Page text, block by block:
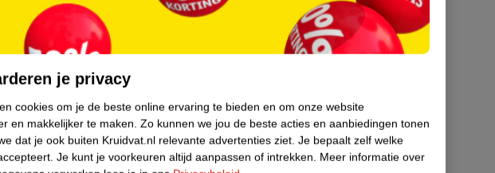
je privacy
cookies om je de beste online ervaring te bieden en om onze website
en makkelijker te maken. Zo kunnen we jou de beste acties en aanbiedingen tonen
dat je ook buiten Kruidvat.nl relevante advertenties ziet. Je bepaalt zelf welke
Je kunt je voorkeuren altijd aanpassen of intrekken. Meer informatie over